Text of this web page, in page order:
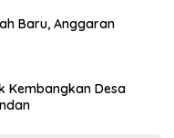
Baru, Anggaran
Kembangkan Desa